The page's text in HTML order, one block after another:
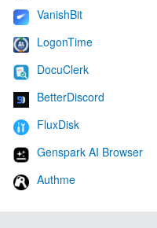
VanishBit
LogonTime
DocuClerk
BetterDiscord
FluxDisk
Genspark AI Browser
Authme